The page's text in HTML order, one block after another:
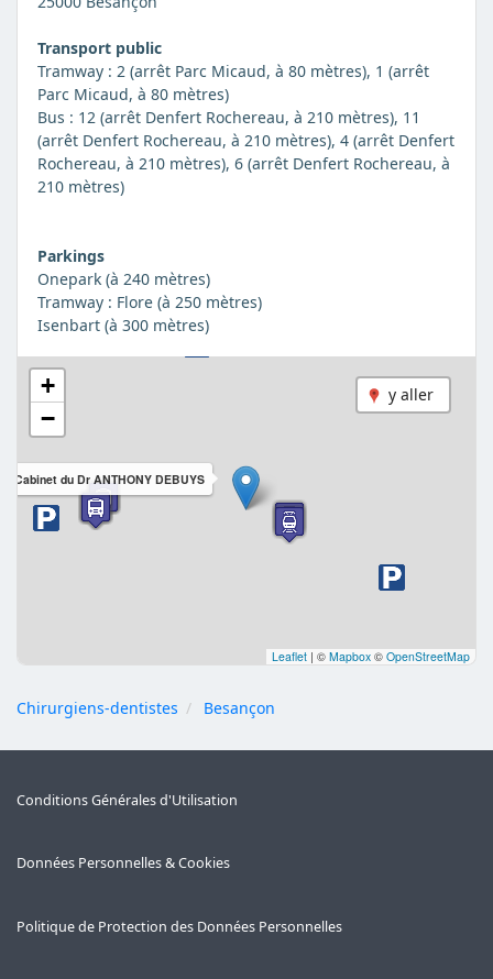
Transport public
Tramway : 2 (arrêt Parc Micaud, à 80 mètres), 1 (arrêt
Parc Micaud, à 80 mètres)
Bus : 12 (arrêt Denfert Rochereau, à 210 mètres), 11
(arrêt Denfert Rochereau, à 210 mètres), 4 (arrêt Denfert
Rochereau, à 210 mètres), 6 (arrêt Denfert Rochereau, à
210 mètres)
Parkings
Onepark (à 240 mètres)
Tramway : Flore (à 250 mètres)
Isenbart (à 300 mètres)
y aller
Cabinet du Dr ANTHONY DEBUYS
+
−
Leaflet | © Mapbox © OpenStreetMap
Chirurgiens-dentistes Besançon
Conditions Générales d'Utilisation
Données Personnelles & Cookies
Politique de Protection des Données Personnelles